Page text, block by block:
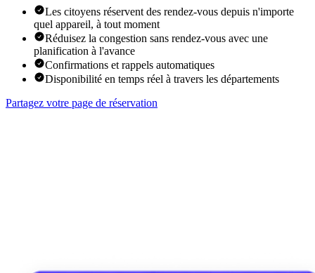
Les citoyens réservent des rendez-vous depuis n'importe
quel appareil, à tout moment
Réduisez la congestion sans rendez-vous avec une
planification à l'avance
Confirmations et rappels automatiques
Disponibilité en temps réel à travers les départements
Partagez votre page de réservation